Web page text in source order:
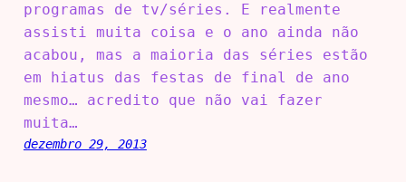
programas de tv/séries. E realmente
assisti muita coisa e o ano ainda não
acabou, mas a maioria das séries estão
em hiatus das festas de final de ano
mesmo… acredito que não vai fazer
muita…
dezembro 29, 2013